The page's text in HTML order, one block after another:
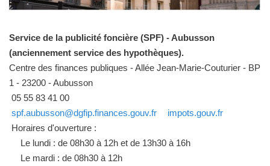
Service de la publicité foncière (SPF) - Aubusson
(anciennement service des hypothèques).
Centre des finances publiques - Allée Jean-Marie-Couturier - BP
1 - 23200 - Aubusson
05 55 83 41 00
spf.aubusson@dgfip.finances.gouv.fr
impots.gouv.fr
Horaires d'ouverture :
Le lundi : de 08h30 à 12h et de 13h30 à 16h
Le mardi : de 08h30 à 12h